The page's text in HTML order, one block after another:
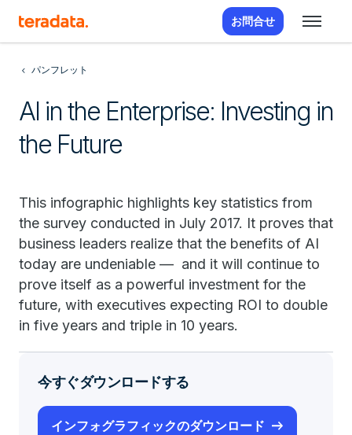
お問合せ
パンフレット
AI in the Enterprise: Investing in
the Future
This infographic highlights key statistics from
the survey conducted in July 2017. It proves that
business leaders realize that the benefits of AI
today are undeniable — and it will continue to
prove itself as a powerful investment for the
future, with executives expecting ROI to double
in five years and triple in 10 years.
今すぐダウンロードする
インフォグラフィックのダウンロード